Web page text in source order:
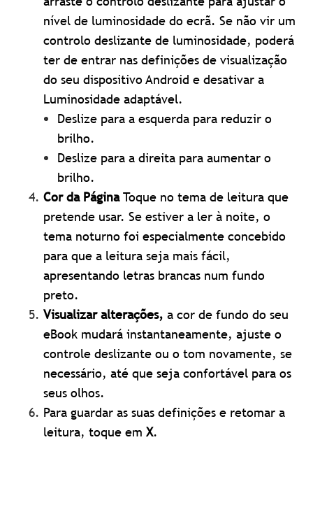
nível de luminosidade do ecrã. Se não vir um
controlo deslizante de luminosidade, poderá
ter de entrar nas definições de visualização
do seu dispositivo Android e desativar a
Luminosidade adaptável.
Deslize para a esquerda para reduzir o
brilho.
Deslize para a direita para aumentar o
brilho.
Cor da PáginaToque no tema de leitura que
pretende usar. Se estiver a ler à noite, o
tema noturno foi especialmente concebido
para que a leitura seja mais fácil,
apresentando letras brancas num fundo
preto.
Visualizar alterações,a cor de fundo do seu
eBook mudará instantaneamente, ajuste o
controle deslizante ou o tom novamente, se
necessário, até que seja confortável para os
seus olhos.
Para guardar as suas definições e retomar a
leitura, toque emX.